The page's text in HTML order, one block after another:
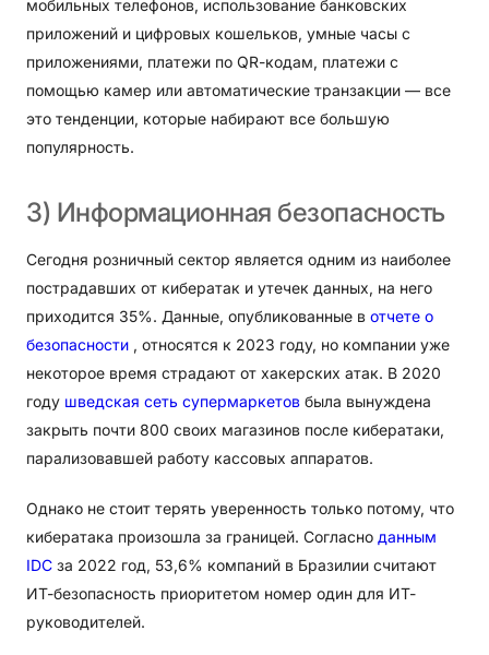
мобильных телефонов, использование банковских
приложений и цифровых кошельков, умные часы с
приложениями, платежи по QR-кодам, платежи с
помощью камер или автоматические транзакции — все
это тенденции, которые набирают все большую
популярность.
3) Информационная безопасность
Сегодня розничный сектор является одним из наиболее
пострадавших от кибератак и утечек данных, на него
приходится 35%. Данные, опубликованные в отчете о
безопасности , относятся к 2023 году, но компании уже
некоторое время страдают от хакерских атак. В 2020
году шведская сеть супермаркетов была вынуждена
закрыть почти 800 своих магазинов после кибератаки,
парализовавшей работу кассовых аппаратов.
Однако не стоит терять уверенность только потому, что
кибератака произошла за границей. Согласно данным
IDC за 2022 год, 53,6% компаний в Бразилии считают
ИТ-безопасность приоритетом номер один для ИТ-
руководителей.